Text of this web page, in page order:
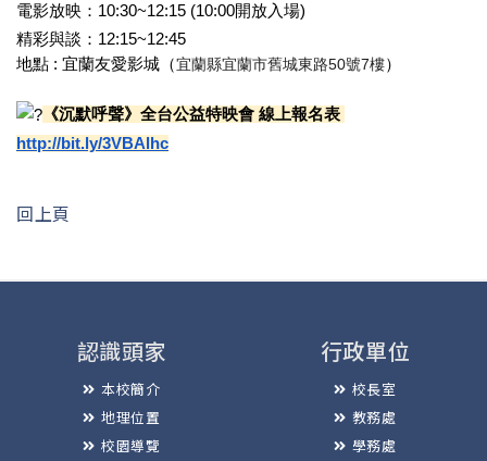
電影放映：10:30~12:15 (10:00開放入場)
精彩與談：12:15~12:45
地點 : 宜蘭友愛影城（宜蘭縣宜蘭市舊城東路50號7樓）
http://bit.ly/3VBAlhc
回上頁
認識頭家
本校簡介
地理位置
校園導覽
行政單位
校長室
教務處
學務處